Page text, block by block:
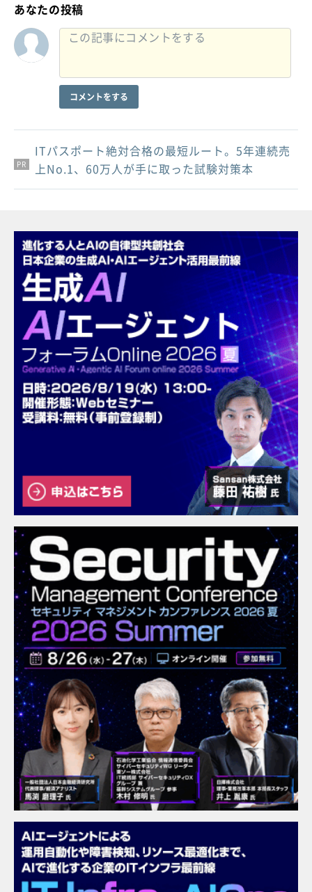
あなたの投稿
コメントをする
PR
PR
PR
ITパスポート絶対合格の最短ルート。5年連続売
上No.1、60万人が手に取った試験対策本